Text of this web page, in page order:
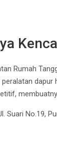
Rumah
dapur
Suari No.19,